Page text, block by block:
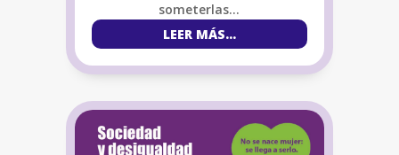
someterlas…
LEER MÁS...